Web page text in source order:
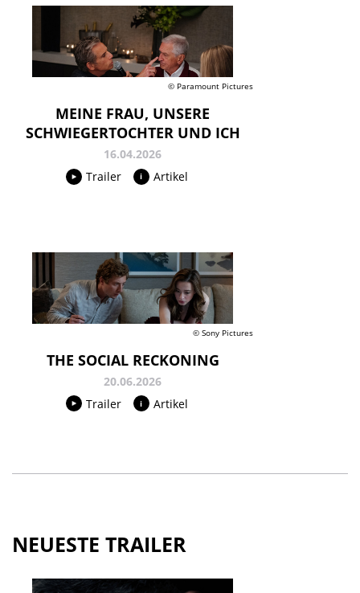
© Paramount Pictures
MEINE FRAU, UNSERE
SCHWIEGERTOCHTER UND ICH
16.04.2026
Trailer
Artikel
© Sony Pictures
THE SOCIAL RECKONING
20.06.2026
Trailer
Artikel
NEUESTE TRAILER